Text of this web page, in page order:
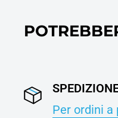
Per ordini a